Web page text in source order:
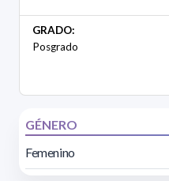
GRADO:
Posgrado
GÉNERO
Femenino